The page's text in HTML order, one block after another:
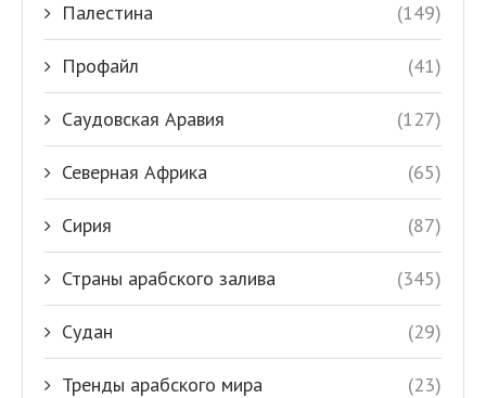
Палестина (149)
Профайл (41)
Саудовская Аравия (127)
Северная Африка (65)
Сирия (87)
Страны арабского залива (345)
Судан (29)
Тренды арабского мира (23)